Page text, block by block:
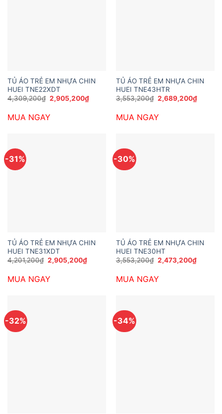
TỦ ÁO TRẺ EM NHỰA CHIN
HUEI TNE22XDT
4,309,200₫ Giá
gốc
4,309,200₫.
2,905,200₫Giá
hiện
MUA NGAY
TỦ ÁO TRẺ EM NHỰA CHIN
HUEI TNE43HTR
3,553,200₫ Giá
gốc
3,553,200₫.
2,689,200₫Giá
hiện
MUA NGAY
-31%
TỦ ÁO TRẺ EM NHỰA CHIN
HUEI TNE31XDT
4,201,200₫ Giá
gốc
4,201,200₫.
2,905,200₫Giá
hiện
MUA NGAY
-30%
TỦ ÁO TRẺ EM NHỰA CHIN
HUEI TNE30HT
3,553,200₫ Giá
gốc
3,553,200₫.
2,473,200₫Giá
hiện
MUA NGAY
-32% -34%